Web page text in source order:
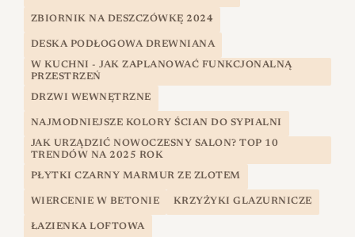
ZBIORNIK NA DESZCZÓWKĘ 2024
DESKA PODŁOGOWA DREWNIANA
W KUCHNI - JAK ZAPLANOWAĆ FUNKCJONALNĄ
PRZESTRZEŃ
DRZWI WEWNĘTRZNE
NAJMODNIEJSZE KOLORY ŚCIAN DO SYPIALNI
JAK URZĄDZIĆ NOWOCZESNY SALON? TOP 10
TRENDÓW NA 2025 ROK
PŁYTKI CZARNY MARMUR ZE ZLOTEM
WIERCENIE W BETONIE KRZYŻYKI GLAZURNICZE
ŁAZIENKA LOFTOWA